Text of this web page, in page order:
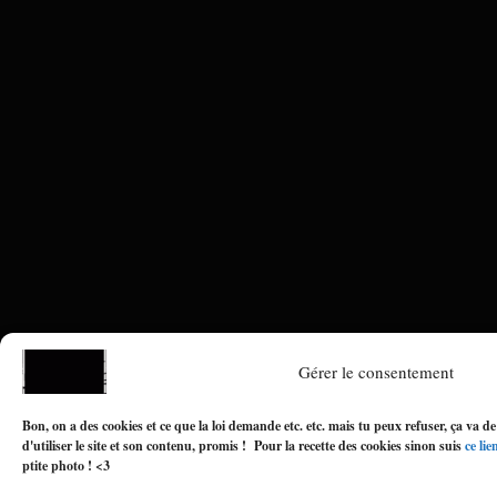
Gérer le consentement
Bon, on a des cookies et ce que la loi demande etc. etc. mais tu peux refuser, ça va
d'utiliser le site et son contenu, promis ! Pour la recette des cookies sinon suisce
ptite photo ! <3